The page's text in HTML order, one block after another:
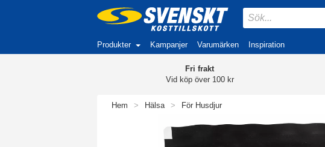
Produkter Kampanjer Varumärken Inspiration
Fri frakt
Vid köp över 100 kr
Hem > Hälsa > För Husdjur